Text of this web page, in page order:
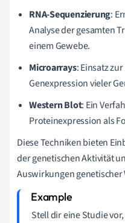
RNA-Sequenzierung:
Analyse der gesamten
einem Gewebe.
Microarrays: Einsatz
Genexpression vieler
Western Blot: Ein
Proteinexpression als
Diese Techniken bieten
der genetischen Aktivität
Auswirkungen
Stell dir eine Studie